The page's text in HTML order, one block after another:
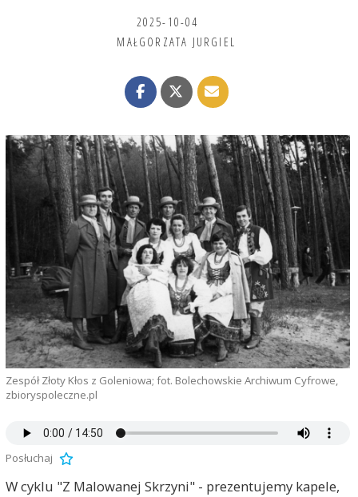
2025-10-04
MAŁGORZATA JURGIEL
Zespół Złoty Kłos z Goleniowa; fot. Bolechowskie Archiwum Cyfrowe,
zbioryspoleczne.pl
Posłuchaj
W cyklu "Z Malowanej Skrzyni" - prezentujemy kapele,